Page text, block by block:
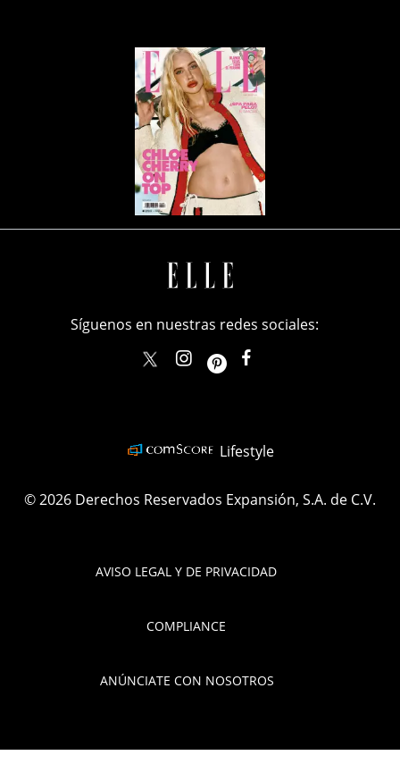
AVISO LEGAL Y DE PRIVACIDAD
COMPLIANCE
ANÚNCIATE CON NOSOTROS
Síguenos en nuestras redes sociales:
elle_mexicoellemexico
Lifestyle
© 2026 Derechos Reservados Expansión, S.A. de C.V.